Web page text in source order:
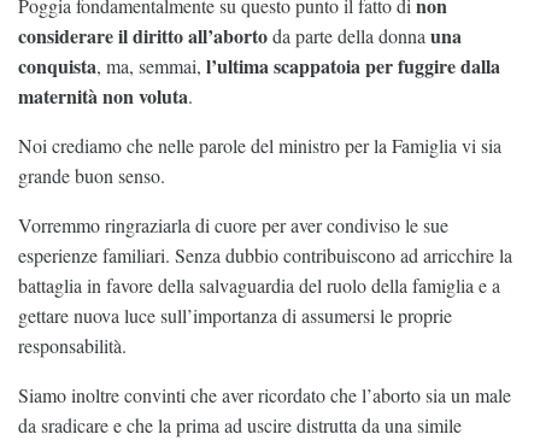
Poggia fondamentalmente su questo punto il fatto di
considerare il diritto all’abortoda parte della donna una
conquista, ma, semmai, l’ultima scappatoia per fuggire dalla
maternità non voluta.
Noi crediamo che nelle parole del ministro per la Famiglia vi sia
grande buon senso.
Vorremmo ringraziarla di cuore per aver condiviso le sue
esperienze familiari. Senza dubbio contribuiscono ad arricchire la
battaglia in favore della salvaguardia del ruolo della famiglia e a
gettare nuova luce sull’importanza di assumersi le proprie
responsabilità.
Siamo inoltre convinti che aver ricordato che l’aborto sia un male
da sradicare e che la prima ad uscire distrutta da una simile